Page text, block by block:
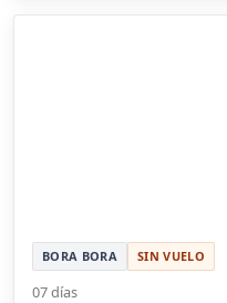
BORA BORA SIN VUELO
07 días